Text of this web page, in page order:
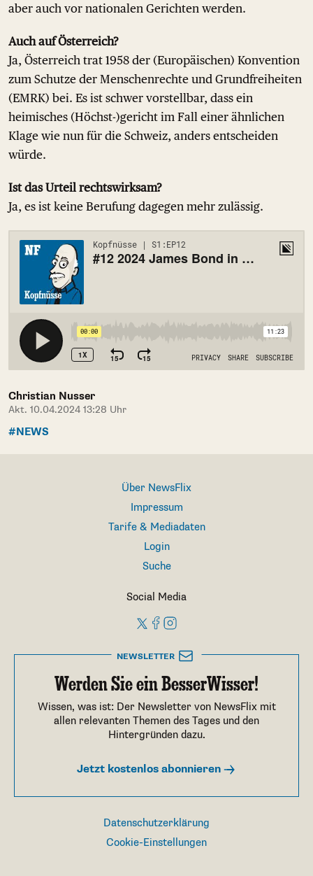
aber auch vor nationalen Gerichten werden.
Auch auf Österreich?
Ja, Österreich trat 1958 der (Europäischen) Konvention
zum Schutze der Menschenrechte und Grundfreiheiten
(EMRK) bei. Es ist schwer vorstellbar, dass ein
heimisches (Höchst-)gericht im Fall einer ähnlichen
Klage wie nun für die Schweiz, anders entscheiden
würde.
Ist das Urteil rechtswirksam?
Ja, es ist keine Berufung dagegen mehr zulässig.
Christian Nusser
Akt. 10.04.2024 13:28 Uhr
#NEWS
Über NewsFlix
Impressum
Tarife & Mediadaten
Login
Suche
Social Media
NEWSLETTER
Werden Sie ein BesserWisser!
Wissen, was ist: Der Newsletter von NewsFlix mit
allen relevanten Themen des Tages und den
Hintergründen dazu.
Jetzt kostenlos abonnieren
Datenschutzerklärung
Cookie-Einstellungen